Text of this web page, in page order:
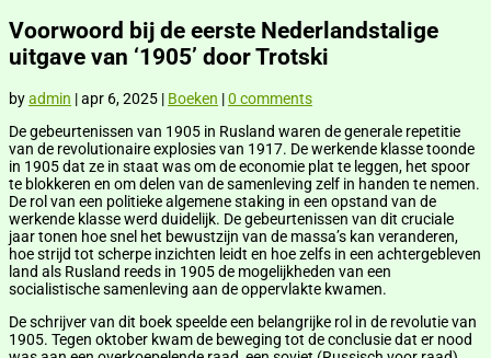
Voorwoord bij de eerste Nederlandstalige
uitgave van ‘1905’ door Trotski
byadmin |apr 6, 2025 | Boeken |0 comments
De gebeurtenissen van 1905 in Rusland waren de generale repetitie
van de revolutionaire explosies van 1917. De werkende klasse toonde
in 1905 dat ze in staat was om de economie plat te leggen, het spoor
te blokkeren en om delen van de samenleving zelf in handen te nemen.
De rol van een politieke algemene staking in een opstand van de
werkende klasse werd duidelijk. De gebeurtenissen van dit cruciale
jaar tonen hoe snel het bewustzijn van de massa’s kan veranderen,
hoe strijd tot scherpe inzichten leidt en hoe zelfs in een achtergebleven
land als Rusland reeds in 1905 de mogelijkheden van een
socialistische samenleving aan de oppervlakte kwamen.
De schrijver van dit boek speelde een belangrijke rol in de revolutie van
1905. Tegen oktober kwam de beweging tot de conclusie dat er nood